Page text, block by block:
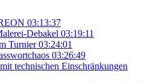
03:13:37
Debakel 03:19:11
Turnier 03:24:01
03:26:49
technischen Einschränkungen